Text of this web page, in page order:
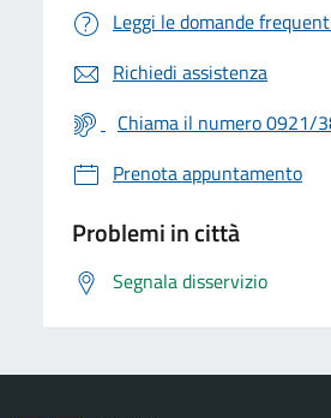
Leggi le domande
Richiedi assistenza
Chiama il numero 0921/
Prenota appuntamento
Problemi in città
Segnala disservizio